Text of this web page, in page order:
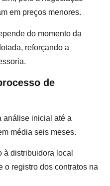
em preços menores.
do momento da
reforçando a
de
análise inicial até a
média seis meses.
à distribuidora local
o registro dos contratos na